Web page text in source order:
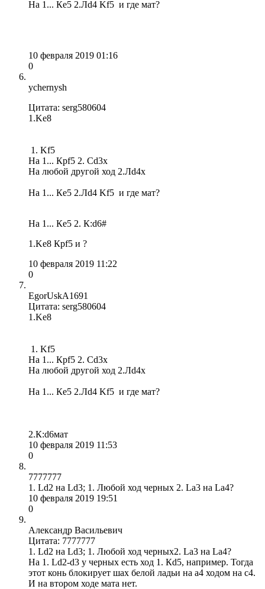
На 1... Кe5 2.Лd4 Kf5 и где мат?
10 февраля 2019 01:16
0
ychernysh
Цитата: serg580604
1.Ke8
1. Kf5
На 1... Крf5 2. Cd3x
На любой другой ход 2.Лd4x
На 1... Кe5 2.Лd4 Kf5 и где мат?
На 1... Кe5 2. К:d6#
1.Ke8 Крf5 и ?
10 февраля 2019 11:22
0
EgorUskA1691
Цитата: serg580604
1.Ke8
1. Kf5
На 1... Крf5 2. Cd3x
На любой другой ход 2.Лd4x
На 1... Кe5 2.Лd4 Kf5 и где мат?
2.К:d6мат
10 февраля 2019 11:53
0
7777777
1. Ld2 на Ld3; 1. Любой ход черных 2. La3 на La4?
10 февраля 2019 19:51
0
Александр Васильевич
Цитата: 7777777
1. Ld2 на Ld3; 1. Любой ход черных2. La3 на La4?
На 1. Ld2-d3 у черных есть ход 1. Кd5, например. Тогда
этот конь блокирует шах белой ладьи на a4 ходом на с4.
И на втором ходе мата нет.